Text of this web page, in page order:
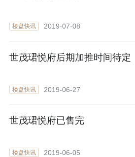
楼盘快讯 2019-07-08
世茂珺悦府后期加推时间待定
楼盘快讯 2019-06-27
世茂珺悦府已售完
楼盘快讯 2019-06-05